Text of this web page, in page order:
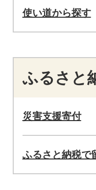
使い道から探す
ふるさと
災害支援寄付
ふるさと納税で